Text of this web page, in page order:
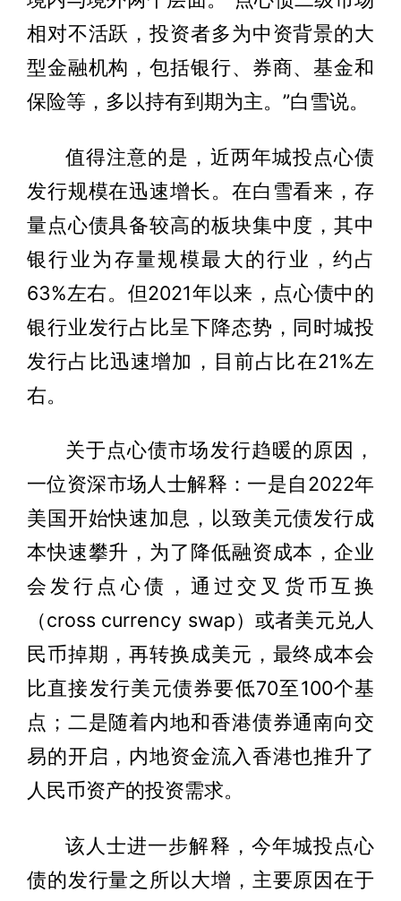
相对不活跃，投资者多为中资背景的大
型金融机构，包括银行、券商、基金和
保险等，多以持有到期为主。”白雪说。
值得注意的是，近两年城投点心债
发行规模在迅速增长。在白雪看来，存
量点心债具备较高的板块集中度，其中
银行业为存量规模最大的行业，约占
63%左右。但2021年以来，点心债中的
银行业发行占比呈下降态势，同时城投
发行占比迅速增加，目前占比在21%左
右。
关于点心债市场发行趋暖的原因，
一位资深市场人士解释：一是自2022年
美国开始快速加息，以致美元债发行成
本快速攀升，为了降低融资成本，企业
会发行点心债，通过交叉货币互换
（cross currency swap）或者美元兑人
民币掉期，再转换成美元，最终成本会
比直接发行美元债券要低70至100个基
点；二是随着内地和香港债券通南向交
易的开启，内地资金流入香港也推升了
人民币资产的投资需求。
该人士进一步解释，今年城投点心
债的发行量之所以大增，主要原因在于